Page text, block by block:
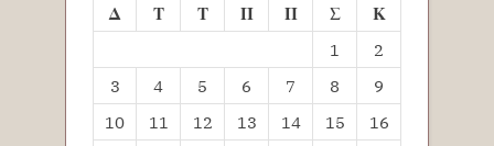
Δ
Τ Τ Π Π Σ
Κ
1
2
3
4 5 6 7 8
9
10
11 12 13 14 15
16